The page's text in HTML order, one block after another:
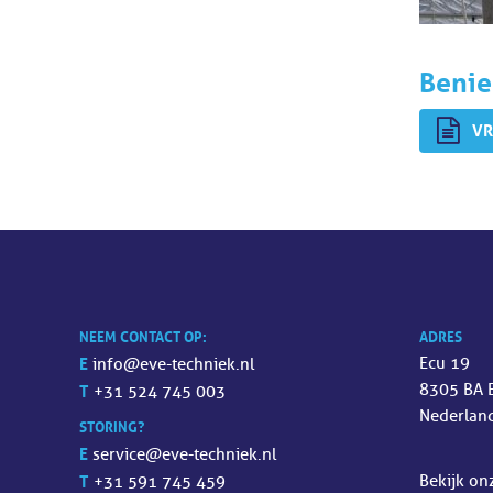
NEEM CONTACT OP:
E info@eve-techniek.nl
T +31 524 745 003
STORING?
E service@eve-techniek.nl
T +31 591 745 459
ADRES
Ecu 19
8305 BA
Bekijk